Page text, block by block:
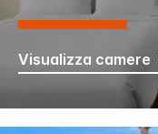
Visualizza camere